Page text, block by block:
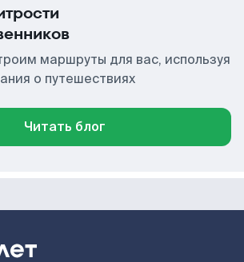
маршруты для вас, используя
о путешествиях
Читать блог